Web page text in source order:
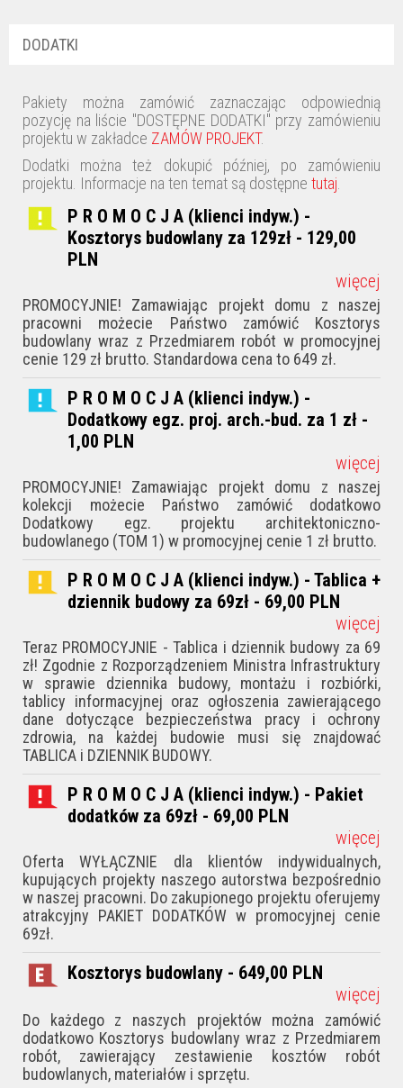
DODATKI
Pakiety można zamówić zaznaczając odpowiednią
pozycję na liście "DOSTĘPNE DODATKI" przy zamówieniu
projektu w zakładce ZAMÓW PROJEKT.
Dodatki można też dokupić później, po zamówieniu
projektu. Informacje na ten temat są dostępne tutaj
P R O M O C J A (klienci indyw.) -
Kosztorys budowlany za 129zł - 129,00
PLN
więcej
PROMOCYJNIE! Zamawiając projekt domu z naszej
pracowni możecie Państwo zamówić Kosztorys
budowlany wraz z Przedmiarem robót w promocyjnej
cenie 129 zł brutto. Standardowa cena to 649 zł.
P R O M O C J A (klienci indyw.) -
Dodatkowy egz. proj. arch.-bud. za 1 zł -
1,00 PLN
więcej
PROMOCYJNIE! Zamawiając projekt domu z naszej
kolekcji możecie Państwo zamówić dodatkowo
Dodatkowy egz. projektu architektoniczno-
budowlanego (TOM 1) w promocyjnej cenie 1 zł brutto.
P R O M O C J A (klienci indyw.) - Tablica +
dziennik budowy za 69zł - 69,00 PLN
więcej
Teraz PROMOCYJNIE - Tablica i dziennik budowy za 69
zł! Zgodnie z Rozporządzeniem Ministra Infrastruktury
w sprawie dziennika budowy, montażu i rozbiórki,
tablicy informacyjnej oraz ogłoszenia zawierającego
dane dotyczące bezpieczeństwa pracy i ochrony
zdrowia, na każdej budowie musi się znajdować
TABLICA i DZIENNIK BUDOWY.
P R O M O C J A (klienci indyw.) - Pakiet
dodatków za 69zł - 69,00 PLN
więcej
Oferta WYŁĄCZNIE dla klientów indywidualnych,
kupujących projekty naszego autorstwa bezpośrednio
w naszej pracowni. Do zakupionego projektu oferujemy
atrakcyjny PAKIET DODATKÓW w promocyjnej cenie
69zł.
Kosztorys budowlany - 649,00 PLN
więcej
Do każdego z naszych projektów można zamówić
dodatkowo Kosztorys budowlany wraz z Przedmiarem
robót, zawierający zestawienie kosztów robót
budowlanych, materiałów i sprzętu.